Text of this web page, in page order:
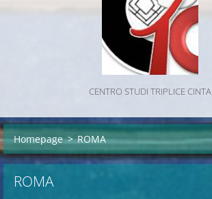
CENTRO STUDI TRIPLICE CINTA
Homepage > ROMA
ROMA